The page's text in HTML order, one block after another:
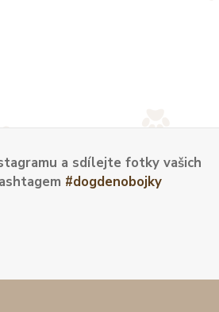
a sdílejte fotky vašich
#dogdenobojky